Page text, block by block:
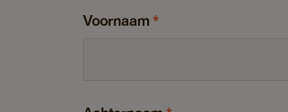
Voornaam*